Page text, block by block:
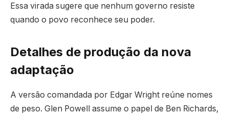
Essa virada sugere que nenhum governo resiste
quando o povo reconhece seu poder.
Detalhes de produção da nova
adaptação
A versão comandada por Edgar Wright reúne nomes
de peso. Glen Powell assume o papel de Ben Richards,